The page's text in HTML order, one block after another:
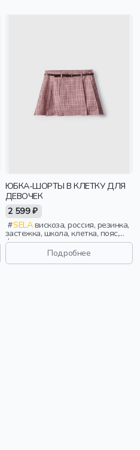
ЮБКА-ШОРТЫ В КЛЕТКУ ДЛЯ
ДЕВОЧЕК
2 599 ₽
SELAвискоза, россия, резинка,
застежка, школа, клетка, пояс,
фактурные, девочки, дети
Подробнее